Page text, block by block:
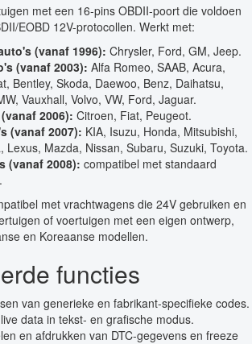
met een 16-pins OBDII-poort die voldoen
EOBD 12V-protocollen. Werkt met:
(vanaf 1996): Chrysler, Ford, GM, Jeep.
(vanaf 2003): Alfa Romeo, SAAB, Acura,
Bentley, Skoda, Daewoo, Benz, Daihatsu,
Vauxhall, Volvo, VW, Ford, Jaguar.
2006): Citroen, Fiat, Peugeot.
(vanaf 2007): KIA, Isuzu, Honda, Mitsubishi,
Lexus, Mazda, Nissan, Subaru, Suzuki, Toyota.
(vanaf 2008): compatibel met standaard
met vrachtwagens die 24V gebruiken en
of voertuigen met een eigen ontwerp,
en Koreaanse modellen.
functies
van generieke en fabrikant-specifieke codes.
data in tekst- en grafische modus.
en afdrukken van DTC-gegevens en freeze